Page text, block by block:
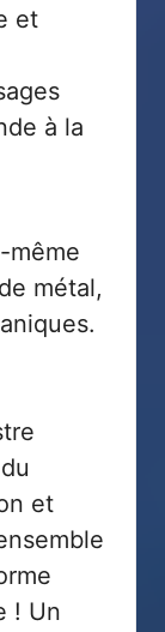
et
à la
même
métal,
et
! Un